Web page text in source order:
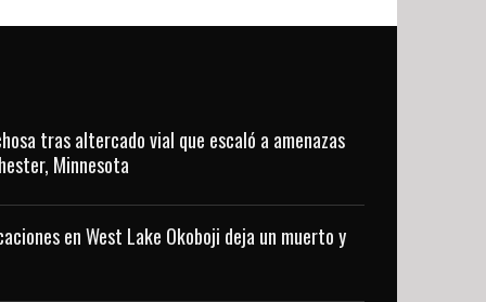
tras altercado vial que escaló a amenazas
Minnesota
en West Lake Okoboji deja un muerto y